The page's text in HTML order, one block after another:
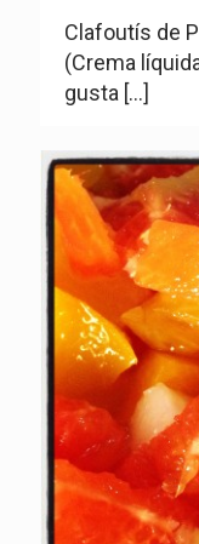
Clafoutís de
(Crema
gusta […]